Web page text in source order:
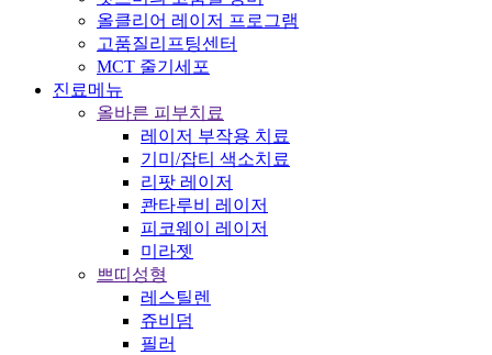
올클리어 레이저 프로그램
고품질리프팅센터
MCT 줄기세포
진료메뉴
올바른 피부치료
레이저 부작용 치료
기미/잡티 색소치료
리팟 레이저
콴타루비 레이저
피코웨이 레이저
미라젯
쁘띠성형
레스틸렌
쥬비덤
필러